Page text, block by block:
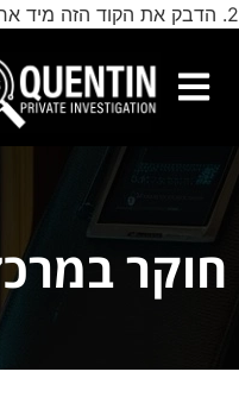
2. הדבק את הקוד הזה מיד אחרי תגית הפתיחה :
דילוג
חוקר